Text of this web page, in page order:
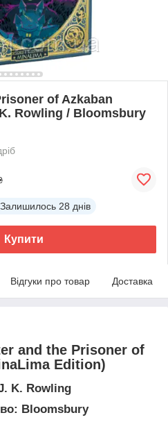
of Azkaban
Rowling / Bloomsbury
Залишилось 28 днів
Купити
Відгуки про товар Доставка
and the Prisoner of
Edition)
K. Rowling
Bloomsbury